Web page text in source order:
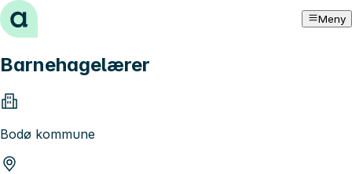
Hopp til innhold Meny
Barnehagelærer
Bodø kommune